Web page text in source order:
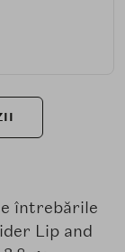
întrebările
Lip and